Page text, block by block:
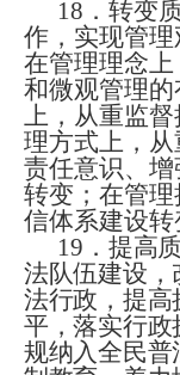
18 ．转变
作，实现管
在管理理念
和微观管理
上，从重监
理方式上，
责任意识、
转变；在管
信体系建设转
19 ． 提高
法队伍建设 ，
法行政，提
平，落实行
规纳入全民普